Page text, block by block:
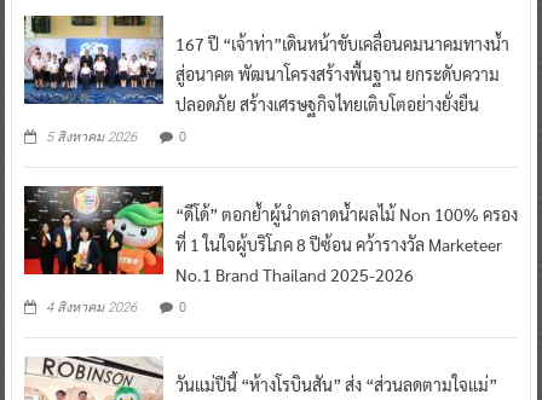
167 ปี “เจ้าท่า”เดินหน้าขับเคลื่อนคมนาคมทางน้ำ
สู่อนาคต พัฒนาโครงสร้างพื้นฐาน ยกระดับความ
ปลอดภัย สร้างเศรษฐกิจไทยเติบโตอย่างยั่งยืน
5 สิงหาคม 2026 0
“ดีโด้” ตอกย้ำผู้นำตลาดน้ำผลไม้ Non 100% ครอง
ที่ 1 ในใจผู้บริโภค 8 ปีซ้อน คว้ารางวัล Marketeer
No.1 Brand Thailand 2025-2026
4 สิงหาคม 2026 0
วันแม่ปีนี้ “ห้างโรบินสัน” ส่ง “ส่วนลดตามใจแม่”